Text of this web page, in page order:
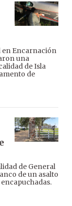
en Encarnación
una
de Isla
de
de General
de un asalto